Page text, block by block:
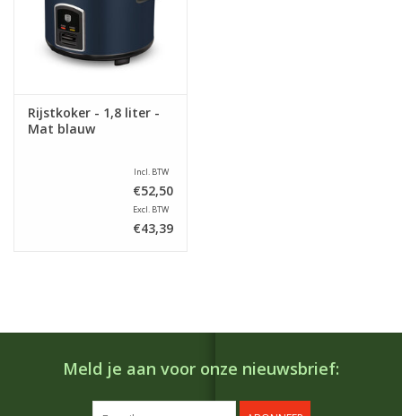
Rijstkoker - 1,8 liter -
Mat blauw
Incl. BTW
€52,50
Excl. BTW
€43,39
Meld je aan voor onze nieuwsbrief: